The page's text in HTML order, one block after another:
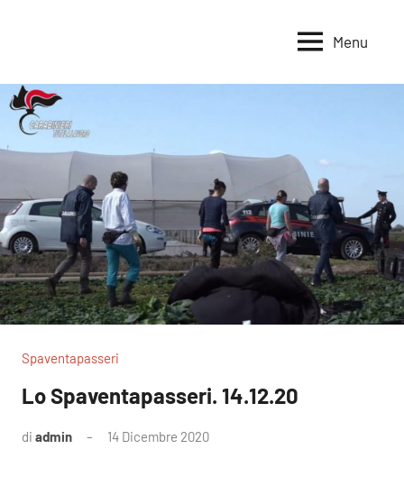
per
la
Terra
per
la
Sovranità
Alimentare
Menu
Spaventapasseri
Lo Spaventapasseri. 14.12.20
di admin 14 Dicembre 2020